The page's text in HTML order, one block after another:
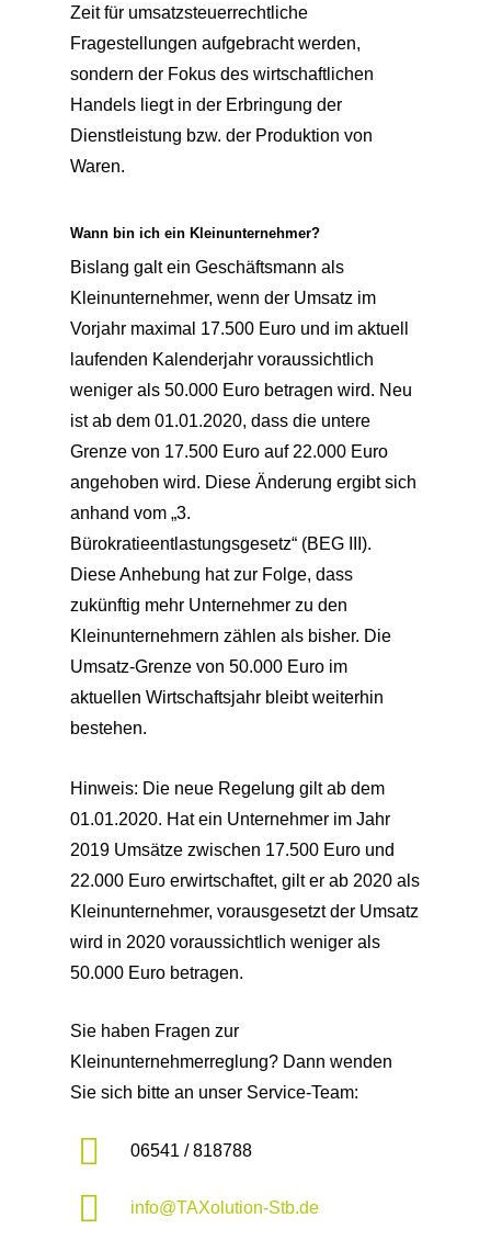
Zeit für umsatzsteuerrechtliche
Fragestellungen aufgebracht werden,
sondern der Fokus des wirtschaftlichen
Handels liegt in der Erbringung der
Dienstleistung bzw. der Produktion von
Waren.
Wann bin ich ein Kleinunternehmer?
Bislang galt ein Geschäftsmann als
Kleinunternehmer, wenn der Umsatz im
Vorjahr maximal 17.500 Euro und im aktuell
laufenden Kalenderjahr voraussichtlich
weniger als 50.000 Euro betragen wird. Neu
ist ab dem 01.01.2020, dass die untere
Grenze von 17.500 Euro auf 22.000 Euro
angehoben wird. Diese Änderung ergibt sich
anhand vom „3.
Bürokratieentlastungsgesetz“ (BEG III).
Diese Anhebung hat zur Folge, dass
zukünftig mehr Unternehmer zu den
Kleinunternehmern zählen als bisher. Die
Umsatz-Grenze von 50.000 Euro im
aktuellen Wirtschaftsjahr bleibt weiterhin
bestehen.
Hinweis: Die neue Regelung gilt ab dem
01.01.2020. Hat ein Unternehmer im Jahr
2019 Umsätze zwischen 17.500 Euro und
22.000 Euro erwirtschaftet, gilt er ab 2020 als
Kleinunternehmer, vorausgesetzt der Umsatz
wird in 2020 voraussichtlich weniger als
50.000 Euro betragen.
Sie haben Fragen zur
Kleinunternehmerreglung? Dann wenden
Sie sich bitte an unser Service-Team:
06541 / 818788
info@TAXolution-Stb.de